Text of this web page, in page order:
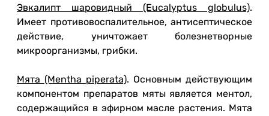
Эвкалипт шаровидный (Eucalyptus globulus).
Имеет противовоспалительное, антисептическое
действие, уничтожает болезнетворные
микроорганизмы, грибки.
Мята (Mentha piperata). Основным действующим
компонентом препаратов мяты является ментол,
содержащийся в эфирном масле растения. Мята